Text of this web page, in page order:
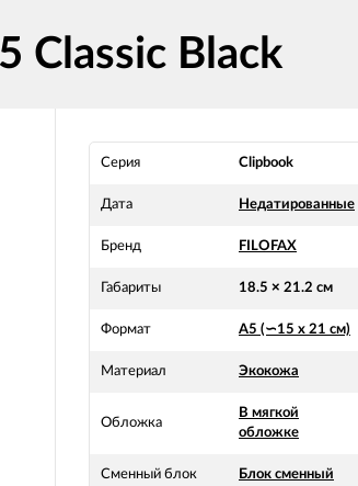
Classic Black
Серия Clipbook
Дата Недатированные
Бренд FILOFAX
Габариты 18.5 × 21.2 см
Формат А5 (∽15 х 21 см)
Материал Экокожа
Обложка
В мягкой
обложке
Сменный блок Блок сменный